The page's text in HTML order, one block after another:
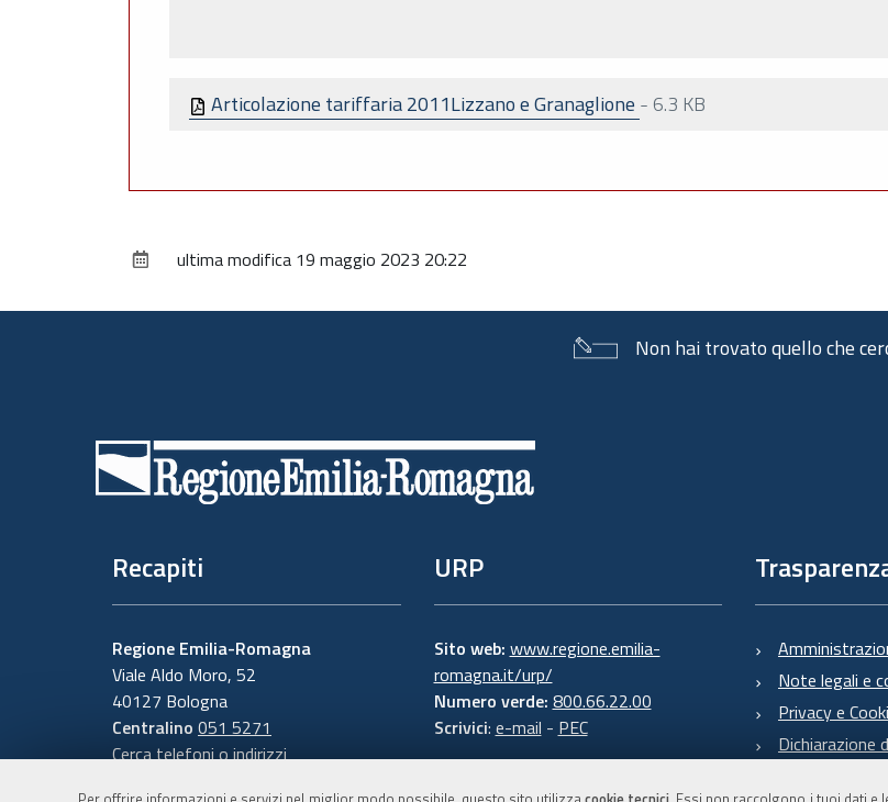
Articolazione tariffaria 2011Lizzano e Granaglione - 6.3 KB
ultima modifica 19 maggio 2023 20:22
Non hai trovato quello che
Recapiti
Regione Emilia-Romagna
Viale Aldo Moro, 52
40127 Bologna
Centralino 051 5271
Cerca telefoni o indirizzi
URP
Sito web: www.regione.emilia-
romagna.it/urp/
Numero verde: 800.66.22.00
Scrivici: e-mail - PEC
Note legali e
Privacy e
Dichiarazione